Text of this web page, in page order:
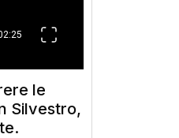
le
Silvestro,